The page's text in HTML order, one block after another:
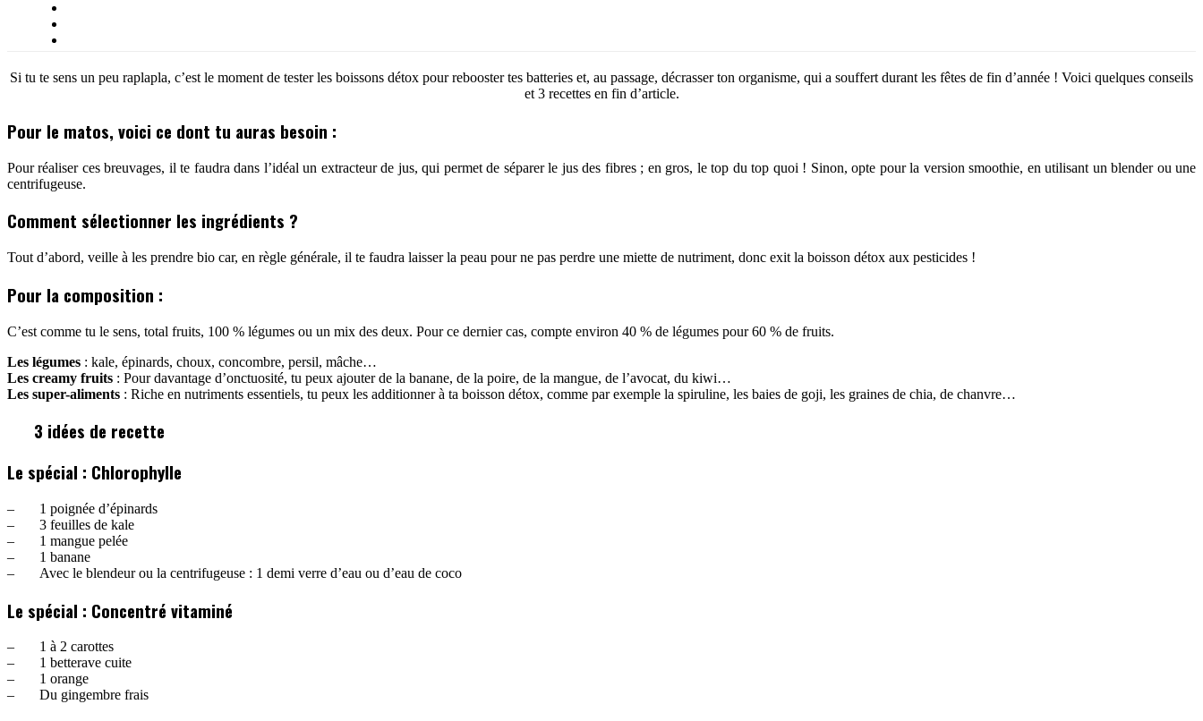
Si tu te sens un peu raplapla, c’est le moment de tester les boissons détox pour rebooster tes batteries et, au passage, décrasser ton organisme, qui a souffert durant les fêtes de fin d’année ! Voici quelques conseils
et 3 recettes en fin d’article.
Pour le matos, voici ce dont tu auras besoin :
Pour réaliser ces breuvages, il te faudra dans l’idéal un extracteur de jus, qui permet de séparer le jus des fibres ; en gros, le top du top quoi ! Sinon, opte pour la version smoothie, en utilisant un blender ou une
centrifugeuse.
Comment sélectionner les ingrédients ?
Tout d’abord, veille à les prendre bio car, en règle générale, il te faudra laisser la peau pour ne pas perdre une miette de nutriment, donc exit la boisson détox aux pesticides !
Pour la composition :
C’est comme tu le sens, total fruits, 100 % légumes ou un mix des deux. Pour ce dernier cas, compte environ 40 % de légumes pour 60 % de fruits.
Les légumes : kale, épinards, choux, concombre, persil, mâche…
Les creamy fruits : Pour davantage d’onctuosité, tu peux ajouter de la banane, de la poire, de la mangue, de l’avocat, du kiwi…
Les super-aliments : Riche en nutriments essentiels, tu peux les additionner à ta boisson détox, comme par exemple la spiruline, les baies de goji, les graines de chia, de chanvre…
3 idées de recette
Le spécial : Chlorophylle
– 1 poignée d’épinards
– 3 feuilles de kale
– 1 mangue pelée
– 1 banane
– Avec le blendeur ou la centrifugeuse : 1 demi verre d’eau ou d’eau de coco
Le spécial : Concentré vitaminé
– 1 à 2 carottes
– 1 betterave cuite
– 1 orange
– Du gingembre frais